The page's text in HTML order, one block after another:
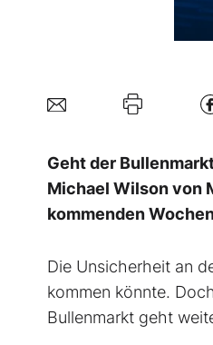
Geht der
Michael Wilson von
kommenden
Die Unsicherheit an
kommen könnte.
Bullenmarkt geht